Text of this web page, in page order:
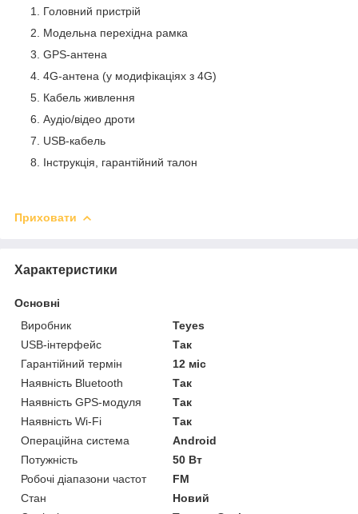
Головний пристрій
Модельна перехідна рамка
GPS-антена
4G-антена (у модифікаціях з 4G)
Кабель живлення
Аудіо/відео дроти
USB-кабель
Інструкція, гарантійний талон
Приховати
Характеристики
Основні
Виробник
Teyes
USB-інтерфейс
Так
Гарантійний термін
12 міс
Наявність Bluetooth
Так
Наявність GPS-модуля
Так
Наявність Wi-Fi
Так
Операційна система
Android
Потужність
50 Вт
Робочі діапазони частот
FM
Стан
Новий